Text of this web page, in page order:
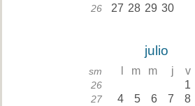
26 27 28 29 30
julio
sm m m j v
26 1
27 4 5 6 7 8